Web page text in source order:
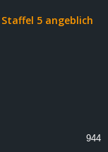
5 angeblich
944